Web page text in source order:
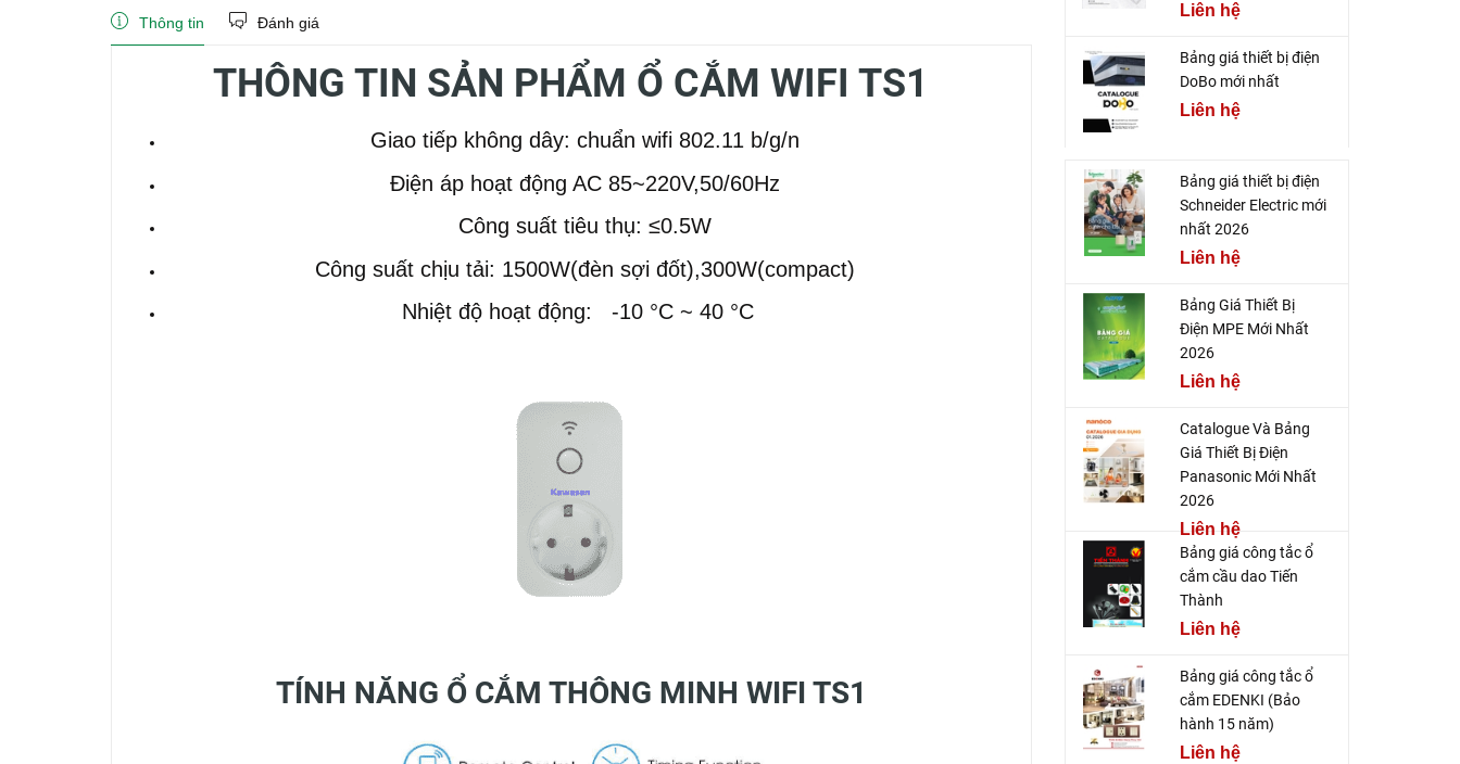
Thông tin Đánh giá
THÔNG TIN SẢN PHẨM Ổ CẮM WIFI TS1
Giao tiếp không dây: chuẩn wifi 802.11 b/g/n
Điện áp hoạt động AC 85~220V,50/60Hz
Công suất tiêu thụ: ≤0.5W
Công suất chịu tải: 1500W(đèn sợi đốt),300W(compact)
Nhiệt độ hoạt động: -10 °C ~ 40 °C
TÍNH NĂNG Ổ CẮM THÔNG MINH WIFI TS1
Liên hệ
Bảng giá thiết bị điện
DoBo mới nhất
Liên hệ
Bảng giá thiết bị điện
Schneider Electric mới
nhất 2026
Liên hệ
Bảng Giá Thiết Bị
Điện MPE Mới Nhất
2026
Liên hệ
Catalogue Và Bảng
Giá Thiết Bị Điện
Panasonic Mới Nhất
2026
Liên hệ
Bảng giá công tắc ổ
cắm cầu dao Tiến
Thành
Liên hệ
Bảng giá công tắc ổ
cắm EDENKI (Bảo
hành 15 năm)
Liên hệ